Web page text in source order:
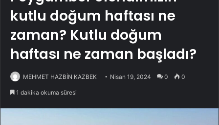
kutlu doğum haftası ne
zaman? Kutlu doğum
haftası ne zaman başladı?
MEHMET HAZBİN KAZBEK Nisan 19, 2024 0 0
1 dakika okuma süresi